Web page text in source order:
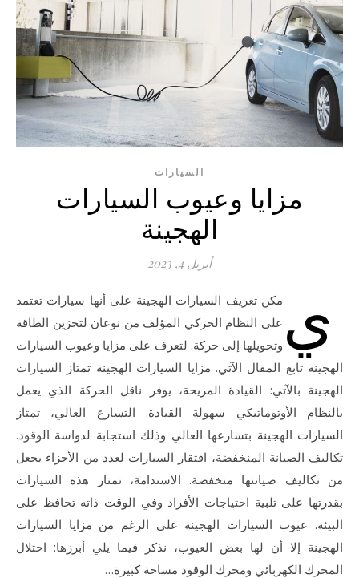
السيارات
مزايا وعيوب السيارات
الهجينة
أبريل 4, 2023
ي مكن تعريف السيارات الهجينة على أنها سيارات تعتمد
على النظام الحركي المؤلف من نوعان لتخزين الطاقة
وتحويلها إلى حركة. لتعرف على مزايا وعيوب السيارات
الهجينة تابع المقال الآتي. مزايا السيارات الهجينة تمتاز السيارات
الهجينة بالآتي: القيادة المريحة، يوفر ناقل الحركة الذي يعمل
بالنظام الأوتوماتيكي سهولة القيادة. التسارع العالي، تمتاز
السيارات الهجينة بتسارعها العالي وذلك استجابة لدواسة الوقود.
تكاليف الصيانة المنخفضة، افتقار السيارات لعدد من الأجزاء يجعل
من تكاليف صيانتها منخفضة. الاستدامة، تمتاز هذه السيارات
بقدرتها على تلبية احتياجات الأفراد وفي الوقت ذاته تحافظ على
البيئة. عيوب السيارات الهجينة على الرغم من مزايا السيارات
الهجينة إلا أن لها بعض العيوب، نذكر فيما يلي أبرزها: احتلال
المحرك الكهربائي ومحرك الوقود مساحة كبيرة…